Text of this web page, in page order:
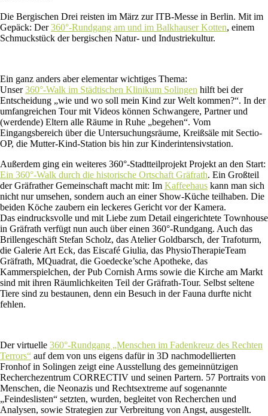
Die Bergischen Drei reisten im März zur ITB-Messe in Berlin. Mit im
Gepäck: Der360°-Rundgang am und im Balkhauser Kotten, einem
Schmuckstück der bergischen Natur- und Industriekultur.
Ein ganz anders aber elementar wichtiges Thema:
Unser360°-Walk im Städtischen Klinikum Solingen hilft bei der
Entscheidung „wie und wo soll mein Kind zur Welt kommen?“. In der
umfangreichen Tour mit Videos können Schwangere, Partner und
(werdende) Eltern alle Räume in Ruhe „begehen“. Vom
Eingangsbereich über die Untersuchungsräume, Kreißsäle mit Sectio-
OP, die Mutter-Kind-Station bis hin zur Kinderintensivstation.
Außerdem ging ein weiteres 360°-Stadtteilprojekt Projekt an den Start:
Ein 360°-Walk durch die historische Ortschaft Gräfrath. Ein Großteil
der Gräfrather Gemeinschaft macht mit: Im Kaffeehaus kann man sich
nicht nur umsehen, sondern auch an einer Show-Küche teilhaben. Die
beiden Köche zaubern ein leckeres Gericht vor der Kamera.
Das eindrucksvolle und mit Liebe zum Detail eingerichtete Townhouse
in Gräfrath verfügt nun auch über einen 360°-Rundgang. Auch das
Brillengeschäft Stefan Scholz, das Atelier Goldbarsch, der Trafoturm,
die Galerie Art Eck, das Eiscafé Giulia, das PhysioTherapieTeam
Gräfrath, MQuadrat, die Goedecke’sche Apotheke, das
Kammerspielchen, der Pub Cornish Arms sowie die Kirche am Markt
sind mit ihren Räumlichkeiten Teil der Gräfrath-Tour. Selbst seltene
Tiere sind zu bestaunen, denn ein Besuch in der Fauna durfte nicht
fehlen.
Der virtuelle 360°-Rundgang „Menschen im Fadenkreuz des Rechten
Terrors“ auf dem von uns eigens dafür in 3D nachmodellierten
Fronhof in Solingen zeigt eine Ausstellung des gemeinnützigen
Recherchezentrum CORRECTIV und seinen Partern. 57 Portraits von
Menschen, die Neonazis und Rechtsextreme auf sogenannte
„Feindeslisten“ setzten, wurden, begleitet von Recherchen und
Analysen, sowie Strategien zur Verbreitung von Angst, ausgestellt.